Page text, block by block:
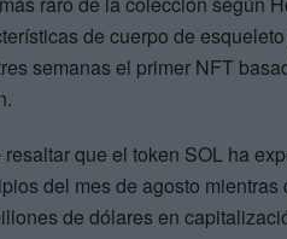
de cuerpo de
semanas el primer NFT
resaltar que el token SOL ha
del mes de agosto
de dólares en